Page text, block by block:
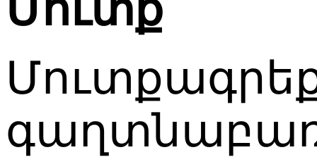
Մուտք